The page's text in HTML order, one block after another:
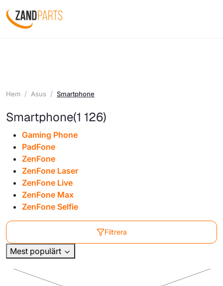
Hem Asus Smartphone
Smartphone(1 126)
Gaming Phone
PadFone
ZenFone
ZenFone Laser
ZenFone Live
ZenFone Max
ZenFone Selfie
Filtrera
Mest populärt